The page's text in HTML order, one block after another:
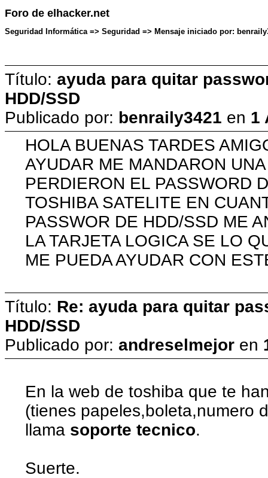
Foro de elhacker.net
Seguridad Informática => Seguridad => Mensaje iniciado por:
Título: ayuda para quitar
HDD/SSD
Publicado por: benraily3421 en 1
HOLA BUENAS TARDES
AYUDAR ME MANDARON
PERDIERON EL PASSWORD
TOSHIBA SATELITE EN
PASSWOR DE HDD/SSD ME
LA TARJETA LOGICA SE LO
ME PUEDA AYUDAR CON
Título: Re: ayuda para quitar
HDD/SSD
Publicado por: andreselmejor en
En la web de toshiba que te
(tienes papeles,boleta,numero
llama soporte tecnico.
Suerte.